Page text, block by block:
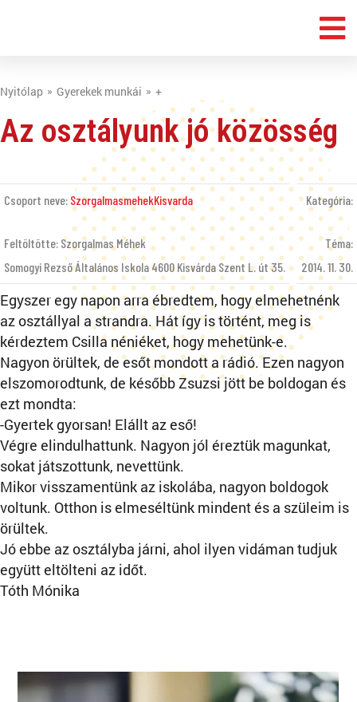
Nyitólap Gyerekek munkái +
Az osztályunk jó közösség
Csoport neve: SzorgalmasmehekKisvarda
Feltöltötte: Szorgalmas Méhek
Somogyi Rezső Általános Iskola 4600 Kisvárda Szent L. út 35.
Kategória:
Téma:
2014. 11. 30.
Egyszer egy napon arra ébredtem, hogy elmehetnénk
az osztállyal a strandra. Hát így is történt, meg is
kérdeztem Csilla néniéket, hogy mehetünk-e.
Nagyon örültek, de esőt mondott a rádió. Ezen nagyon
elszomorodtunk, de később Zsuzsi jött be boldogan és
ezt mondta:
-Gyertek gyorsan! Elállt az eső!
Végre elindulhattunk. Nagyon jól éreztük magunkat,
sokat játszottunk, nevettünk.
Mikor visszamentünk az iskolába, nagyon boldogok
voltunk. Otthon is elmeséltünk mindent és a szüleim is
örültek.
Jó ebbe az osztályba járni, ahol ilyen vidáman tudjuk
együtt eltölteni az időt.
Tóth Mónika